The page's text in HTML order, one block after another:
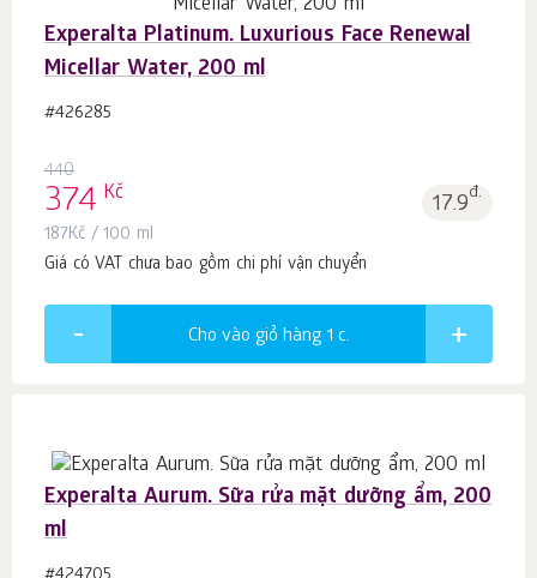
Experalta Platinum. Luxurious Face Renewal
Micellar Water, 200 ml
#426285
440
374 Kč 17.9đ.
187Kč / 100 ml
Giá có VAT chưa bao gồm chi phí vận chuyển
Cho vào giỏ hàng 1 c.
Experalta Aurum. Sữa rửa mặt dưỡng ẩm, 200
ml